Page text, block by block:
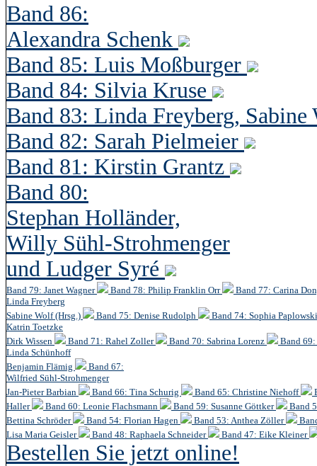
Band 86:
Alexandra Schenk
Band 85: Luis Moßburger
Band 84: Silvia Kruse
Band 83: Linda Freyberg,
Band 82: Sarah Pielmeier
Band 81: Kirstin Grantz
Band 80:
Stephan Holländer,
Willy Sühl-Strohmenger
und Ludger Syré
Band 79: Janet Wagner Band 78: Philip Franklin Orr
Band 77: Carina
Linda Freyberg
Sabine Wolf (Hrsg.)
Band 75: Denise Rudolph
Band 74: Sophia
Katrin Toetzke
Dirk Wissen
Band 71: Rahel Zoller Band 70: Sabrina Lorenz
Band
Linda Schünhoff
Benjamin Flämig
Band 67:
Wilfried Sühl-Strohmenger
Jan-Pieter Barbian
Band 66: Tina Schurig Band 65: Christine Niehoff
Haller
Band 60: Leonie Flachsmann Band 59: Susanne Göttker
Band
Bettina Schröder
Band 54: Florian Hagen Band 53: Anthea Zöller
Lisa Maria Geisler
Band 48: Raphaela Schneider Band 47: Eike Kleiner
Bestellen Sie jetzt online!